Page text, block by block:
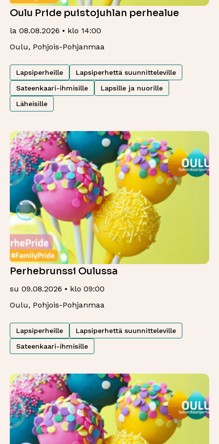
Oulu Pride puistojuhlan perhealue
la 08.08.2026 • klo 14:00
Oulu, Pohjois-Pohjanmaa
Lapsiperheille
Lapsiperhettä suunnitteleville
Sateenkaari-ihmisille
Lapsille ja nuorille
Läheisille
Perhebrunssi Oulussa
su 09.08.2026 • klo 09:00
Oulu, Pohjois-Pohjanmaa
Lapsiperheille
Lapsiperhettä suunnitteleville
Sateenkaari-ihmisille